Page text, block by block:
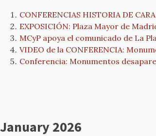
CONFERENCIAS HISTORIA DE
EXPOSICIÓN: Plaza Mayor de
MCyP apoya el comunicado de La
VIDEO de la CONFERENCIA:
Conferencia: Monumentos
January 2026